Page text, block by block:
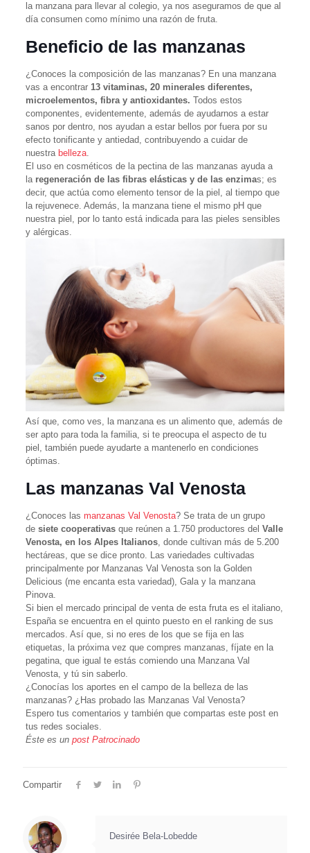
la manzana para llevar al colegio, ya nos aseguramos de que al
día consumen como mínimo una razón de fruta.
Beneficio de las manzanas
¿Conoces la composición de las manzanas? En una manzana
vas a encontrar 13 vitaminas, 20 minerales diferentes,
microelementos, fibra y antioxidantes. Todos estos
componentes, evidentemente, además de ayudarnos a estar
sanos por dentro, nos ayudan a estar bellos por fuera por su
efecto tonificante y antiedad, contribuyendo a cuidar de
nuestra belleza.
El uso en cosméticos de la pectina de las manzanas ayuda a
la regeneración de las fibras elásticas y de las enzimas; es
decir, que actúa como elemento tensor de la piel, al tiempo que
la rejuvenece. Además, la manzana tiene el mismo pH que
nuestra piel, por lo tanto está indicada para las pieles sensibles
y alérgicas.
Así que, como ves, la manzana es un alimento que, además de
ser apto para toda la familia, si te preocupa el aspecto de tu
piel, también puede ayudarte a mantenerlo en condiciones
óptimas.
Las manzanas Val Venosta
¿Conoces las manzanas Val Venosta? Se trata de un grupo
de siete cooperativasque reúnen a 1.750 productores del Valle
Venosta, en los Alpes Italianos, donde cultivan más de 5.200
hectáreas, que se dice pronto. Las variedades cultivadas
principalmente por Manzanas Val Venosta son la Golden
Delicious (me encanta esta variedad), Gala y la manzana
Pinova.
Si bien el mercado principal de venta de esta fruta es el italiano,
España se encuentra en el quinto puesto en el ranking de sus
mercados. Así que, si no eres de los que se fija en las
etiquetas, la próxima vez que compres manzanas, fíjate en la
pegatina, que igual te estás comiendo una Manzana Val
Venosta, y tú sin saberlo.
¿Conocías los aportes en el campo de la belleza de las
manzanas? ¿Has probado las Manzanas Val Venosta?
Espero tus comentarios y también que compartas este post en
tus redes sociales.
Éste es un post Patrocinado
Compartir
Desirée Bela-Lobedde